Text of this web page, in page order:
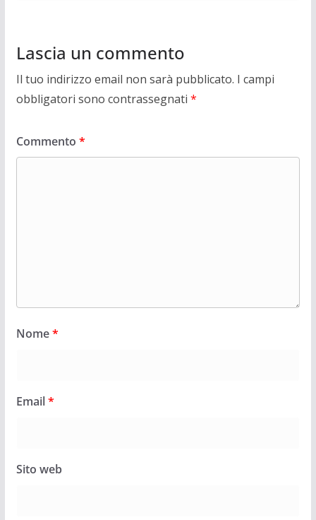
Lascia un commento
Il tuo indirizzo email non sarà pubblicato. I campi
obbligatori sono contrassegnati *
Commento *
Nome*
Email*
Sito web